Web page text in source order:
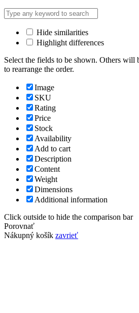
Hide similarities
Highlight differences
Select the fields to be shown. Others will
to rearrange the order.
Image
SKU
Rating
Price
Stock
Availability
Add to cart
Description
Content
Weight
Dimensions
Additional information
Click outside to hide the comparison bar
Porovnať
Nákupný košík zavrieť